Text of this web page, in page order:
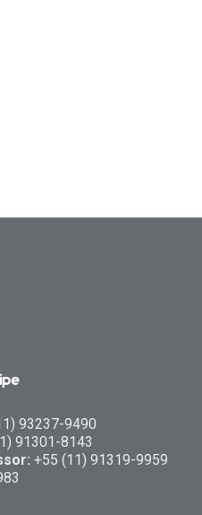
93237-9490
91301-8143
+55 (11) 91319-9959